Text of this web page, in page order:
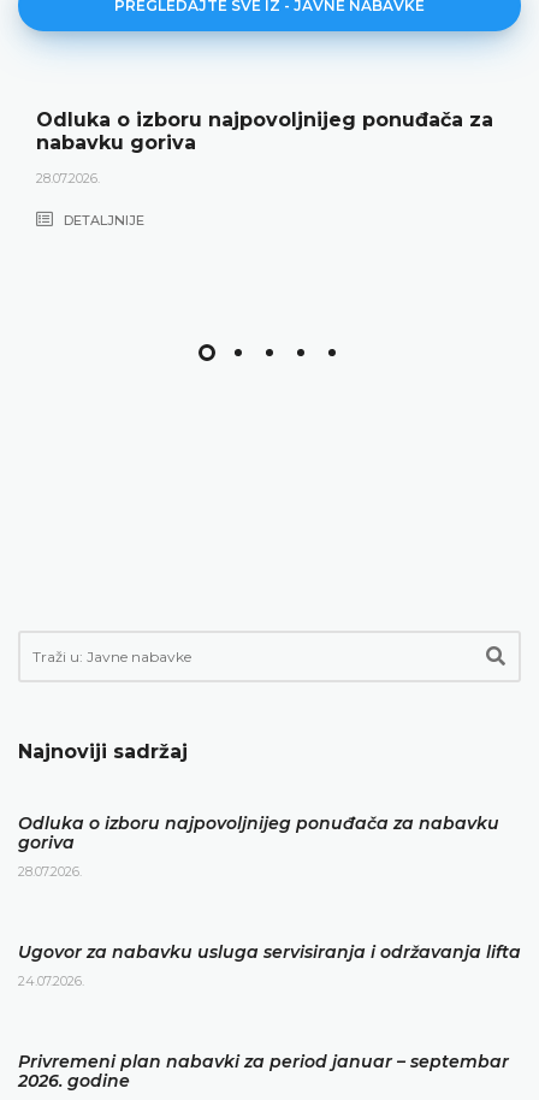
PREGLEDAJTE SVE IZ - JAVNE NABAVKE
Odluka o izboru najpovoljnijeg ponuđača za
nabavku goriva
28.07.2026.
DETALJNIJE
Najnoviji sadržaj
Odluka o izboru najpovoljnijeg ponuđača za nabavku
goriva
28.07.2026.
Ugovor za nabavku usluga servisiranja i održavanja lifta
24.07.2026.
Privremeni plan nabavki za period januar – septembar
2026. godine